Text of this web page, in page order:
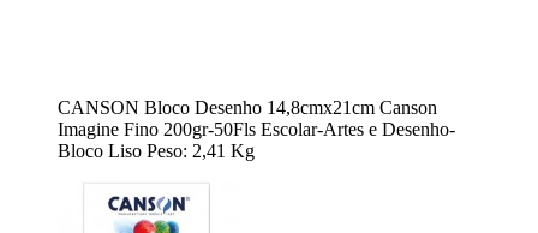
CANSON Bloco Desenho 14,8cmx21cm Canson
Imagine Fino 200gr-50Fls Escolar-Artes e Desenho-
Bloco Liso Peso: 2,41 Kg